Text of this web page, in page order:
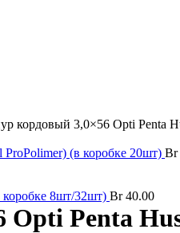
кордовый 3,0×56 Opti Penta
(в коробке 20шт) Br
8шт/32шт) Br40.00
Penta